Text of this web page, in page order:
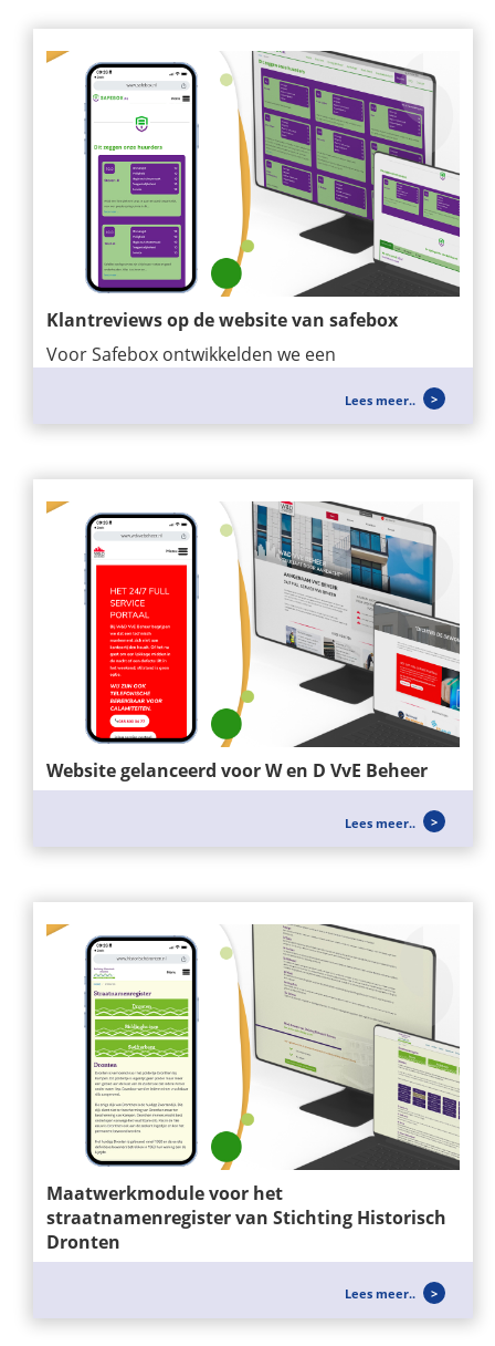
Klantreviews op de website van safebox
Voor Safebox ontwikkelden we een
Lees meer..
Website gelanceerd voor W en D VvE Beheer
Voor W&D VvE BEHEER hebben wij een nieuwe
website mogen opzetten, zei richten...Lees meer..
Maatwerkmodule voor het
straatnamenregister van Stichting Historisch
Dronten
Wij ontwikkelen niet alleen websites, maar ook
Lees meer..